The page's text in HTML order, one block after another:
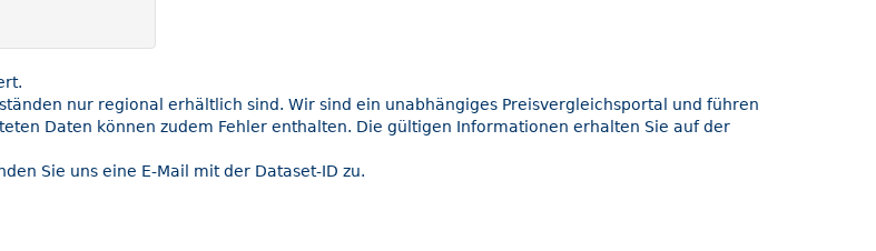
nur regional erhältlich sind. Wir sind ein unabhängiges Preisvergleichsportal und führen
Daten können zudem Fehler enthalten. Die gültigen Informationen erhalten Sie auf der
Sie uns eine E-Mail mit der Dataset-ID zu.